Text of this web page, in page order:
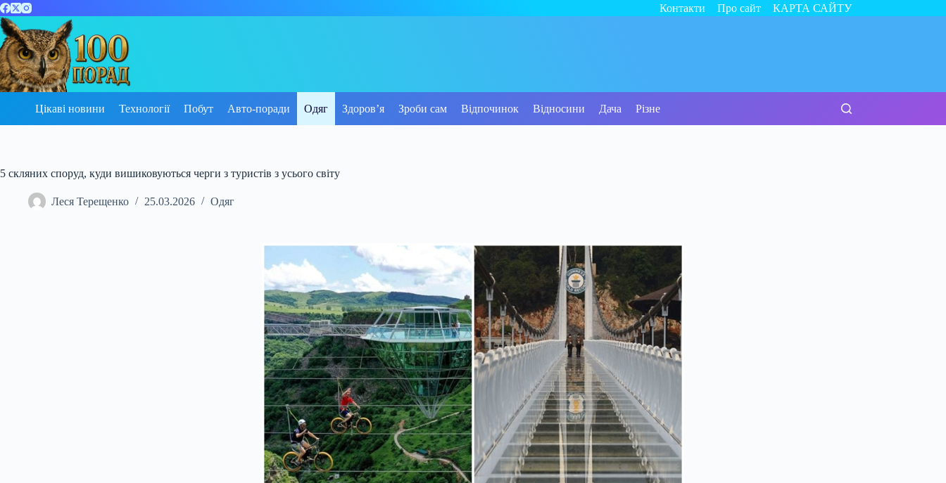
Перейти
до
вмісту
Контакти Про сайт КАРТА САЙТУ
Цікаві новини Технології Побут Авто-поради Одяг Здоров’я Зроби сам Відпочинок Відносини Дача Різне
5 скляних споруд, куди вишиковуються черги з туристів з усього світу
Леся Терещенко 25.03.2026 Одяг